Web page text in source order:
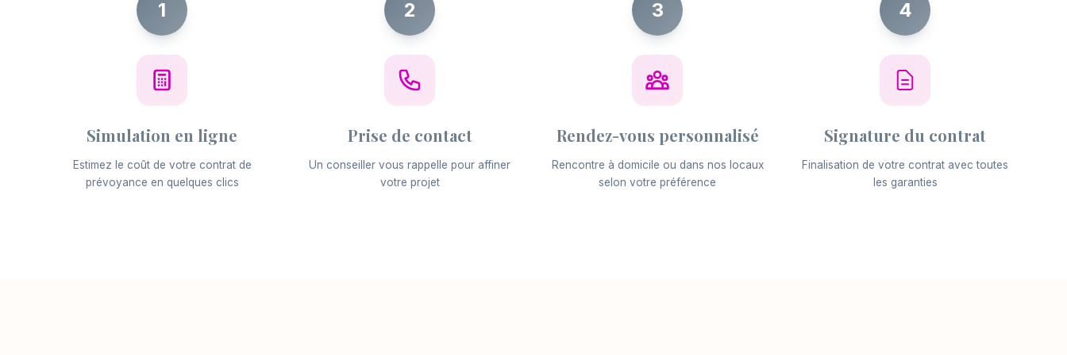
1
Simulation en ligne
Estimez le coût de votre contrat de
prévoyance en quelques clics
2
Prise de contact
Un conseiller vous rappelle pour affiner
votre projet
3
Rendez-vous personnalisé
Rencontre à domicile ou dans nos locaux
selon votre préférence
4
Signature du contrat
Finalisation de votre contrat avec toutes
les garanties